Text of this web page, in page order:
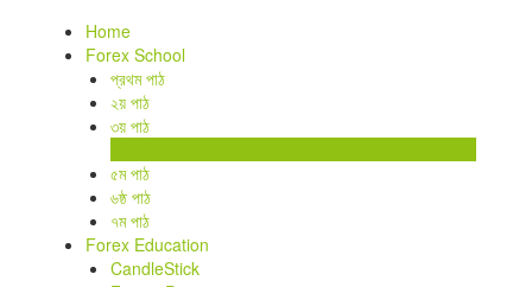
Home
Forex School
প্রথম পাঠ
২য় পাঠ
৩য় পাঠ
৫ম পাঠ
৬ষ্ঠ পাঠ
৭ম পাঠ
Forex Education
CandleStick